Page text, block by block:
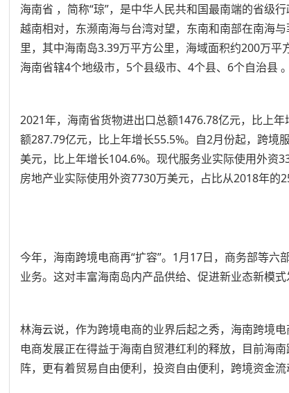
海南省 ，简称“琼”，是中华人民共和国最南端的省级
越南相对，东濒南海与台湾对望，东南和南部在南海
里，其中海南岛3.39万平方公里，海域面积约200万平
海南省辖4个地级市，5个县级市、4个县、6个自治县
2021年，海南省货物进出口总额1476.78亿元，比上
额287.79亿元，比上年增长55.5%。自2月份起，跨境
美元，比上年增长104.6%。现代服务业实际使用外资
房地产业实际使用外资7730万美元，占比从2018年的
今年，海南跨境电商再“扩容”。1月17日，商务部等
业务。这对丰富海南岛内产品供给、促进新业态新模
林海云说，作为跨境电商的业界后起之秀，海南跨境
电商发展正在得益于海南自贸港红利的释放，目前海
阵，更有着贸易自由便利，投资自由便利，跨境资金